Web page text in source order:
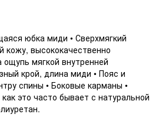
юбка миди • Сверхмягкий
высококачественно
мягкой внутренней
крой, длина миди • Пояс и
спины • Боковые карманы •
это часто бывает с натуральной